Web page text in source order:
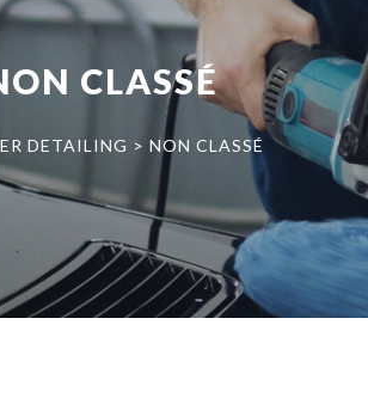
CLASSÉ
DETAILING > NON CLASSÉ